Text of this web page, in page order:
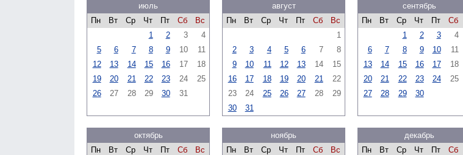
июль
Пн
Вт Ср Чт Пт Сб
Вс
1
2 3
4
5
6 7 8 9 10
11
12
13 14 15 16 17
18
19
20 21 22 23 24
25
26
27 28 29 30 31
август
Пн
Вт Ср Чт Пт Сб
Вс
1
2
3 4 5 6 7
8
9
10 11 12 13 14
15
16
17 18 19 20 21
22
23
24 25 26 27 28
29
30
31
сентябрь
Пн
Вт Ср Чт Пт Сб
1
2 3 4
6
7 8 9 10 11
13
14 15 16 17 18
20
21 22 23 24 25
27
28 29 30
октябрь
Пн
Вт Ср Чт Пт Сб
Вс
ноябрь
Пн
Вт Ср Чт Пт Сб
Вс
декабрь
Пн
Вт Ср Чт Пт Сб